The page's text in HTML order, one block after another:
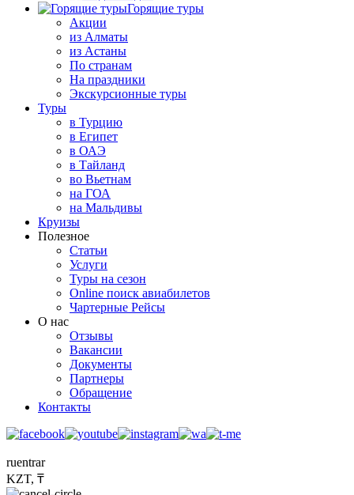
Горящие туры
Акции
из Алматы
из Астаны
По странам
На праздники
Экскурсионные туры
Туры
в Турцию
в Египет
в ОАЭ
в Тайланд
во Вьетнам
на ГОА
на Мальдивы
Круизы
Полезное
Статьи
Услуги
Туры на сезон
Online поиск авиабилетов
Чартерные Рейсы
О нас
Отзывы
Вакансии
Документы
Партнеры
Обращение
Контакты
ruentrar
KZT, ₸